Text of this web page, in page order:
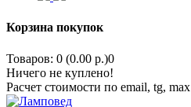
Корзина покупок
Товаров: 0 (0.00 р.)0
Ничего не куплено!
Расчет стоимости по email, tg, max